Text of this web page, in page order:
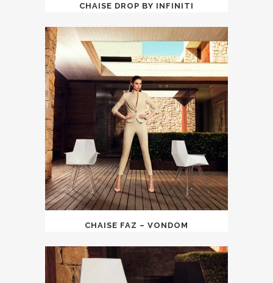
CHAISE DROP BY INFINITI
CHAISE FAZ – VONDOM